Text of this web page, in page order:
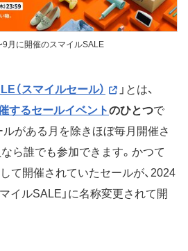
月に開催のスマイルSALE
（スマイルセール）
」とは、
するセールイベントのひとつで
がある月を除きほぼ毎月開催さ
ら誰でも参加できます。かつて
して開催されていたセールが、2024
イルSALE」に名称変更されて開